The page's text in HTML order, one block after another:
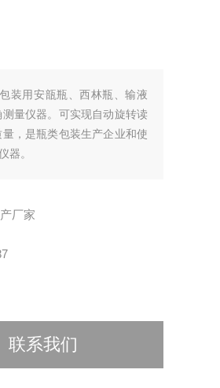
装用安瓿瓶、西林瓶、输液
量仪器。可实现自动旋转读
，是瓶类包装生产企业和使
器。
厂家
联系我们